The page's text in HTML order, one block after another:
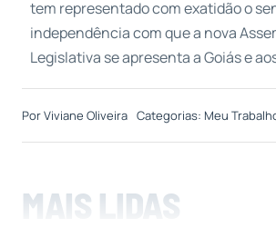
tem representado com exatidão o
independência com que a nova
Legislativa se apresenta a Goiás e
PorViviane Oliveira Categorias: Meu
MAIS LIDAS